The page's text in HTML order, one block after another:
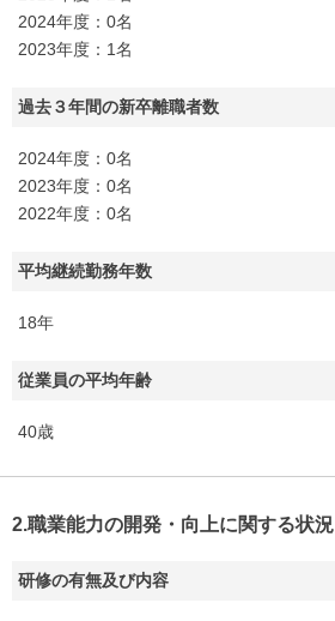
2024年度：0名
2023年度：1名
過去３年間の新卒離職者数
2024年度：0名
2023年度：0名
2022年度：0名
平均継続勤務年数
18年
従業員の平均年齢
40歳
2.職業能力の開発・向上に関する状況
研修の有無及び内容